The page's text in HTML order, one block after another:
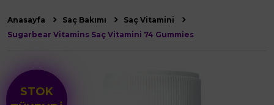
Anasayfa Saç Bakımı
Saç Vitamini
Sugarbear Vitamins Saç Vitamini 74 Gummies
STOK